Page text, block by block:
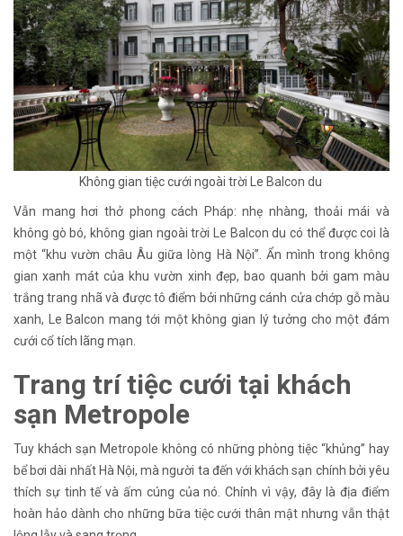
Không gian tiệc cưới ngoài trời Le Balcon du
Vẫn mang hơi thở phong cách Pháp: nhẹ nhàng, thoải mái và
không gò bó, không gian ngoài trời Le Balcon du có thể được coi là
một “khu vườn châu Âu giữa lòng Hà Nội”. Ẩn mình trong không
gian xanh mát của khu vườn xinh đẹp, bao quanh bởi gam màu
trắng trang nhã và được tô điểm bởi những cánh cửa chớp gỗ màu
xanh, Le Balcon mang tới một không gian lý tưởng cho một đám
cưới cổ tích lãng mạn.
Trang trí tiệc cưới tại khách
sạn Metropole
Tuy khách sạn Metropole không có những phòng tiệc “khủng” hay
bể bơi dài nhất Hà Nội, mà người ta đến với khách sạn chính bởi yêu
thích sự tinh tế và ấm cúng của nó. Chính vì vậy, đây là địa điểm
hoàn hảo dành cho những bữa tiệc cưới thân mật nhưng vẫn thật